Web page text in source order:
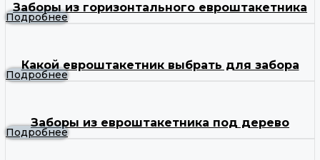
Заборы из горизонтального евроштакетника
Подробнее
Какой евроштакетник выбрать для забора
Подробнее
Заборы из евроштакетника под дерево
Подробнее